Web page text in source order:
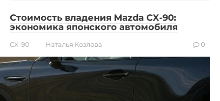
Стоимость владения Mazda CX-90:
экономика японского автомобиля
CX-90 Наталья Козлова 0